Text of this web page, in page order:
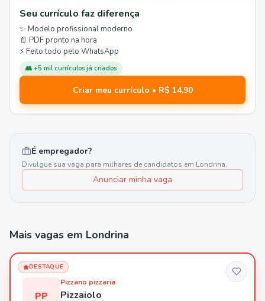
Seu currículo faz diferença
✨ Modelo profissional moderno
📄 PDF pronto na hora
⚡ Feito todo pelo WhatsApp
👥 +5 mil currículos já criados
Criar meu currículo • R$ 14,90
É empregador?
Divulgue sua vaga para milhares de candidatos em Londrina.
Anunciar minha vaga
Mais vagas em Londrina
DESTAQUE
PP
Pizzano pizzaria
Pizzaiolo